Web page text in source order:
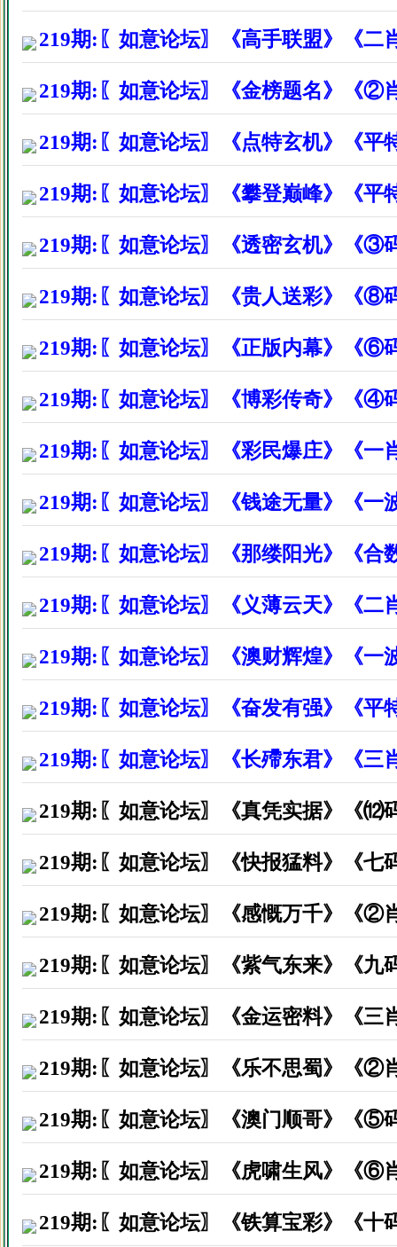
广西灵山县钟先生因打赏资料
广西南宁市苏先生因打赏资料
福建省三明市先生因打赏资料
广东东莞市刘先生因打赏资料
广东深圳市封斌生因打赏资料
广州番禺区游小姐因打赏资料
深圳南山区陈先生因打赏资料
福建仙游县苏先生因打赏资料
福建厦门市周先生因打赏资料
东莞厚街镇李先生因打赏资料
东莞市黄江镇李生因打赏资料
浙江余姚市颜先生因打赏资料
广西省桂平市先生因打赏资料
广州增城市吴先生因打赏资料
广州仁和镇许先生因打赏资料
广州白云区刘小姐因打赏资料
江西省赣州市李生因打赏资料
深圳市宝安区饶生因打赏资料
湖南安化县吴先生因打赏资料
湖北省沙市刘先生因打赏资料
广东省阳江市黄生因打赏资料
深圳龙岗区郑先生因打赏资料
广西桂林市张先生因打赏资料
广东东莞市陈先生因打赏资料
广东广州市吕先生因打赏资料
广东深圳市胡先生因打赏资料
广州珠海区李先生因打赏资料
广东惠州市黄先生因打赏资料
湖南长沙市谭小姐因打赏资料
广东省江门市陈生因打赏资料
福建省漳州市叶生因打赏资料
广东省汕头市乐生因打赏资料
219期:〖如意论坛〗《高手联盟》《二
219期:〖如意论坛〗《金榜题名》《②
219期:〖如意论坛〗《点特玄机》《平
219期:〖如意论坛〗《攀登巅峰》《平
219期:〖如意论坛〗《透密玄机》《③
219期:〖如意论坛〗《贵人送彩》《⑧
219期:〖如意论坛〗《正版内幕》《⑥
219期:〖如意论坛〗《博彩传奇》《④
219期:〖如意论坛〗《彩民爆庄》《一
219期:〖如意论坛〗《钱途无量》《一
219期:〖如意论坛〗《那缕阳光》《合
219期:〖如意论坛〗《义薄云天》《二
219期:〖如意论坛〗《澳财辉煌》《一
219期:〖如意论坛〗《奋发有强》《平
219期:〖如意论坛〗《长殢东君》《三
219期:〖如意论坛〗《真凭实据》《⑿
219期:〖如意论坛〗《快报猛料》《七
219期:〖如意论坛〗《感慨万千》《②
219期:〖如意论坛〗《紫气东来》《九
219期:〖如意论坛〗《金运密料》《三
219期:〖如意论坛〗《乐不思蜀》《②
219期:〖如意论坛〗《澳门顺哥》《⑤
219期:〖如意论坛〗《虎啸生风》《⑥
219期:〖如意论坛〗《铁算宝彩》《十